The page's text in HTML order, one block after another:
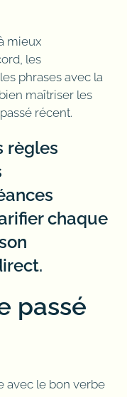
mieux
les
phrases avec la
maîtriser les
récent.
règles
chaque
passé
avec le bon verbe